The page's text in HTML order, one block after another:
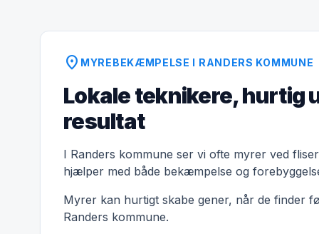
location_on MYREBEKÆMPELSE I RANDERS KOMMUNE
Lokale teknikere, hurtig
resultat
I Randers kommune ser vi ofte myrer ved
hjælper med både bekæmpelse og
Myrer kan hurtigt skabe gener, når de finder
Randers kommune.